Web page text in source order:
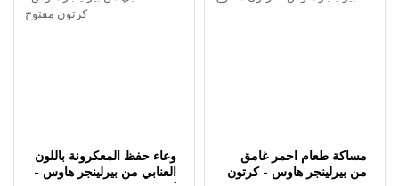
مساكة طعام احمر غامق
من بيرلينجر هاوس - كرتون
وعاء حفظ المعكرونة باللون
العنابي من بيرلينجر هاوس -